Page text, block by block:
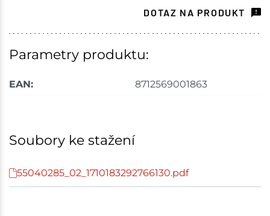
Skladem na prodejně - doručení do 7 dnů
DOTAZ NA PRODUKT
Parametry produktu:
EAN: 8712569001863
Soubory ke stažení
55040285_02_1710183292766130.pdf